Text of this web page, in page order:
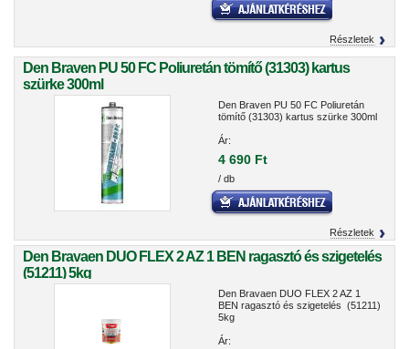
Részletek
Den Braven PU 50 FC Poliuretán tömítő (31303) kartus
szürke 300ml
Den Braven PU 50 FC Poliuretán
tömítő (31303) kartus szürke 300ml
Ár:
4 690 Ft
/ db
Részletek
Den Bravaen DUO FLEX 2 AZ 1 BEN ragasztó és szigetelés
(51211) 5kg
Den Bravaen DUO FLEX 2 AZ 1
BEN ragasztó és szigetelés (51211)
5kg
Ár: